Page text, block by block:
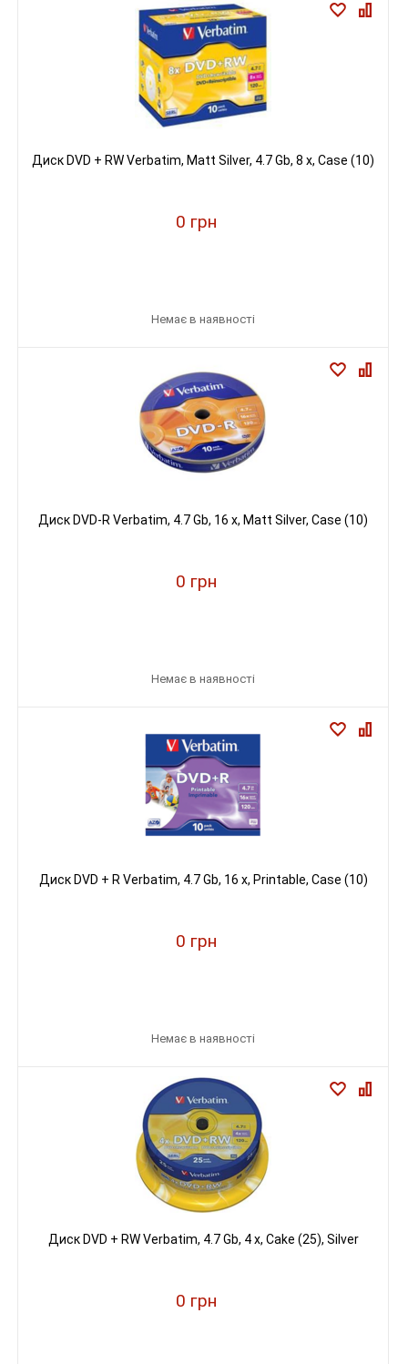
Диск DVD + RW Verbatim, Matt Silver, 4.7 Gb, 8 х, Case (10)
0 грн
Немає в наявності
Диск DVD-R Verbatim, 4.7 Gb, 16 х, Matt Silver, Case (10)
0 грн
Немає в наявності
Диск DVD + R Verbatim, 4.7 Gb, 16 х, Printable, Case (10)
0 грн
Немає в наявності
Диск DVD + RW Verbatim, 4.7 Gb, 4 х, Cake (25), Silver
0 грн